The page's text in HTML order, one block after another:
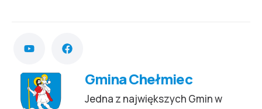
Gmina Chełmiec
Jedna z największych Gmin w